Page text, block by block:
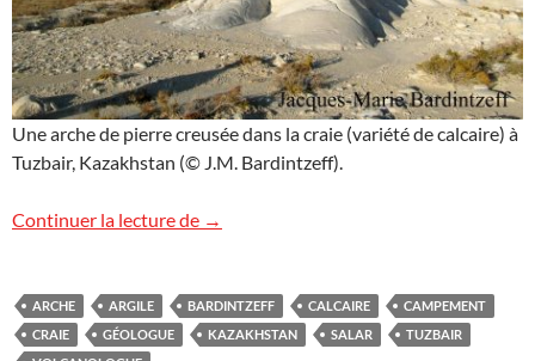
Une arche de pierre creusée dans la craie (variété de calcaire) à
Tuzbair, Kazakhstan (© J.M. Bardintzeff).
Continuer la lecture de Une arche de pierre à Tuzbair,
→
ARCHE ARGILE BARDINTZEFF CALCAIRE
CAMPEMENT
CRAIE
GÉOLOGUE KAZAKHSTAN SALAR
TUZBAIR